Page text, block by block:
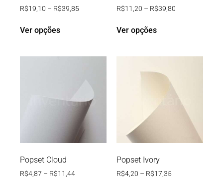
R$19,10 – R$39,85
Ver opções
R$11,20 – R$39,80
Ver opções
Popset Cloud
R$4,87 – R$11,44
Popset Ivory
R$4,20 – R$17,35